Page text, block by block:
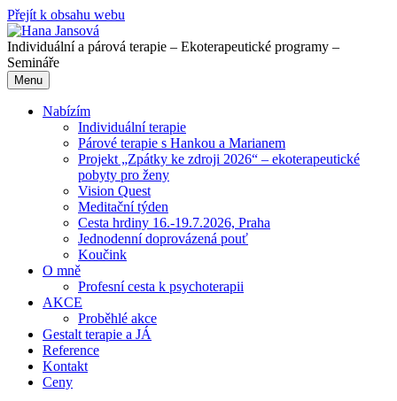
Přejít k obsahu webu
Individuální a párová terapie – Ekoterapeutické programy –
Semináře
Menu
Nabízím
Individuální terapie
Párové terapie s Hankou a Marianem
Projekt „Zpátky ke zdroji 2026“ – ekoterapeutické
pobyty pro ženy
Vision Quest
Meditační týden
Cesta hrdiny 16.-19.7.2026, Praha
Jednodenní doprovázená pouť
Koučink
O mně
Profesní cesta k psychoterapii
AKCE
Proběhlé akce
Gestalt terapie a JÁ
Reference
Kontakt
Ceny